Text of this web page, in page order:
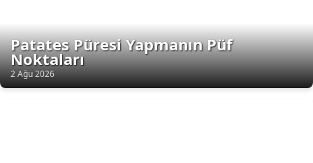
Patates Püresi Yapmanın Püf
Noktaları
2 Ağu 2026